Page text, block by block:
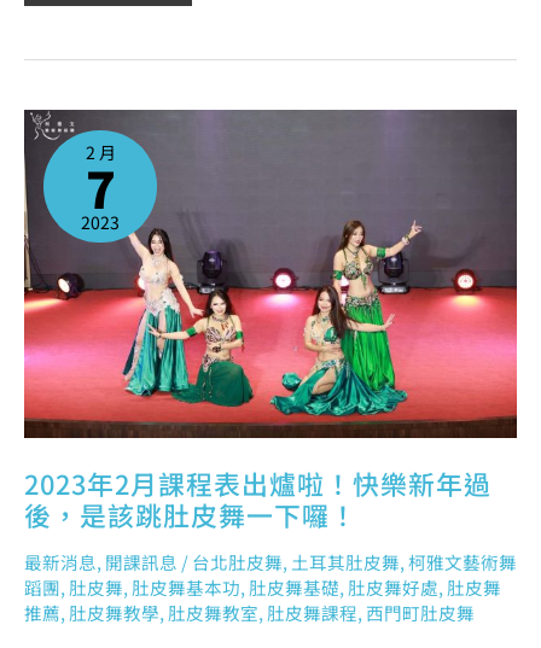
2 月
7
2023
2023年2月課程表出爐啦！快樂新年過
後，是該跳肚皮舞一下囉！
最新消息, 開課訊息 /台北肚皮舞, 土耳其肚皮舞,柯雅文藝術舞
蹈團, 肚皮舞, 肚皮舞基本功, 肚皮舞基礎, 肚皮舞好處, 肚皮舞
推薦, 肚皮舞教學, 肚皮舞教室, 肚皮舞課程, 西門町肚皮舞
2023
年
2
啦！
快
年
過
後，
是
該
跳
肚
皮
舞
一
下
囉！